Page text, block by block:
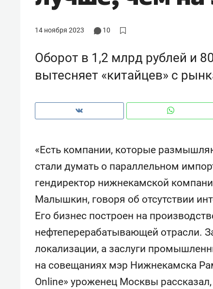
14 ноября 2023 10
Оборот в 1,2 млрд рублей и
вытесняет «китайцев» с
«Есть компании, которые
стали думать о параллельном
гендиректор нижнекамской
Малышкин, говоря об отсутствии
Его бизнес построен на
нефтеперерабатывающей отрасли.
локализации, а заслуги
на совещаниях мэр Нижнекамска
Online» уроженец Москвы
с ЖК «Иволга» в Зеленодольске
Падел, фитнес, танцы и даже
ниндзя-зал: как ТРЦ «Франт»
стал Меккой для любителей
свою